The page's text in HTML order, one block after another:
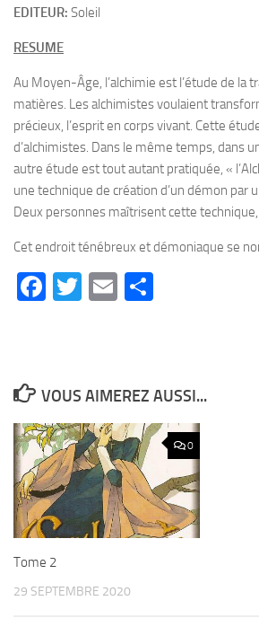
EDITEUR: Soleil
RESUME
Au Moyen-Âge, l’alchimie est l’étude de la
matières. Les alchimistes voulaient
précieux, l’esprit en corps vivant. Cette
d’alchimistes. Dans le même temps, dans
autre étude est tout autant pratiquée, «
une technique de création d’un démon par
Deux personnes maîtrisent cette technique,
Cet endroit ténébreux et démoniaque se
Facebook
Twitter
Email
VOUS AIMEREZ AUSSI...
0
Tome 2
29 SEPTEMBRE 2020